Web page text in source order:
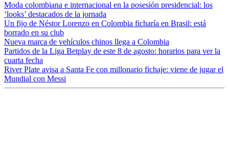
Moda colombiana e internacional en la posesión presidencial: los
‘looks’ destacados de la jornada
Un fijo de Néstor Lorenzo en Colombia ficharía en Brasil: está
borrado en su club
Nueva marca de vehículos chinos llega a Colombia
Partidos de la Liga Betplay de este 8 de agosto: horarios para ver la
cuarta fecha
River Plate avisa a Santa Fe con millonario fichaje: viene de jugar el
Mundial con Messi